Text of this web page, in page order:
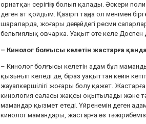
орнатқан серігіңіз болып қалады. Әскери
деген ат қойдым. Қазіргі таңда ол менімен
шараларда, жоғары деңгейдегі ресми
бельгиялық овчарка. Уақыт өте келе
– Кинолог болғысы келетін жастарға
– Кинолог болғысы келетін адам бұл
қызығып келеді де, біраз уақыттан кейін
жауапкершілігі жоғары болу қажет.
кинология саласы жақсы оқытылады және
мамандар қызмет етеді. Үйренемін деген
кинолог мамандары, жастарға өз